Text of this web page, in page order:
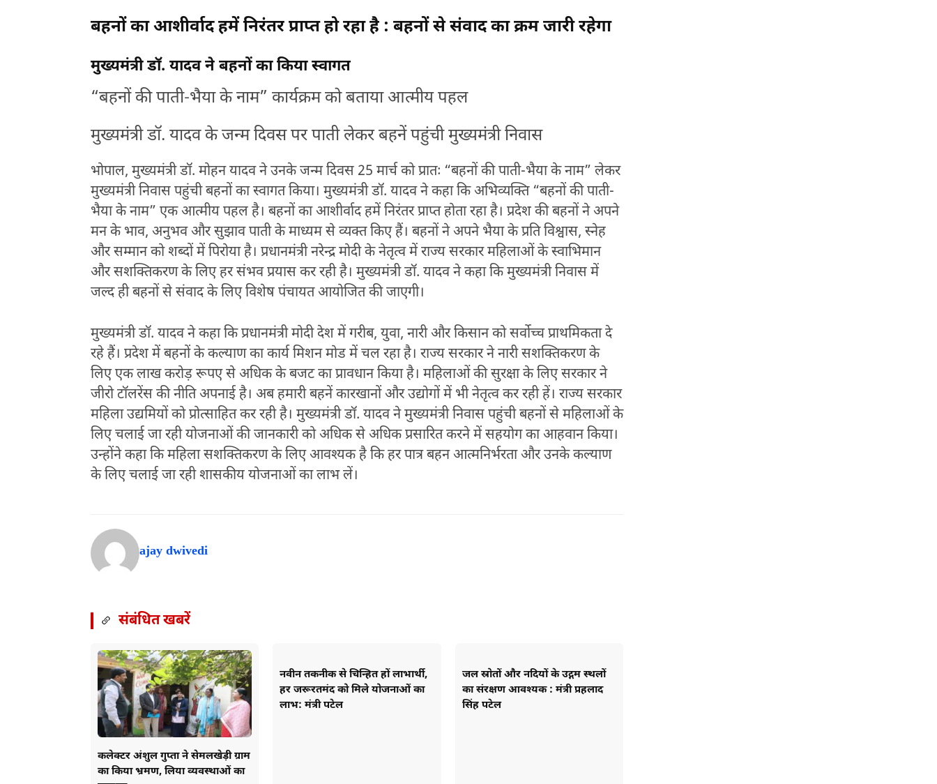
बहनों का आशीर्वाद हमें निरंतर प्राप्त हो रहा है : बहनों से संवाद का क्रम जारी रहेगा
मुख्यमंत्री डॉ. यादव ने बहनों का किया स्वागत
“बहनों की पाती-भैया के नाम” कार्यक्रम को बताया आत्मीय पहल
मुख्यमंत्री डॉ. यादव के जन्म दिवस पर पाती लेकर बहनें पहुंची मुख्यमंत्री निवास
भोपाल, मुख्यमंत्री डॉ. मोहन यादव ने उनके जन्म दिवस 25 मार्च को प्रातः “बहनों की पाती-भैया के नाम” लेकर
मुख्यमंत्री निवास पहुंची बहनों का स्वागत किया। मुख्यमंत्री डॉ. यादव ने कहा कि अभिव्यक्ति “बहनों की पाती-
भैया के नाम” एक आत्मीय पहल है। बहनों का आशीर्वाद हमें निरंतर प्राप्त होता रहा है। प्रदेश की बहनों ने अपने
मन के भाव, अनुभव और सुझाव पाती के माध्यम से व्यक्त किए हैं। बहनों ने अपने भैया के प्रति विश्वास, स्नेह
और सम्मान को शब्दों में पिरोया है। प्रधानमंत्री नरेन्द्र मोदी के नेतृत्व में राज्य सरकार महिलाओं के स्वाभिमान
और सशक्तिकरण के लिए हर संभव प्रयास कर रही है। मुख्यमंत्री डॉ. यादव ने कहा कि मुख्यमंत्री निवास में
जल्द ही बहनों से संवाद के लिए विशेष पंचायत आयोजित की जाएगी।
मुख्यमंत्री डॉ. यादव ने कहा कि प्रधानमंत्री मोदी देश में गरीब, युवा, नारी और किसान को सर्वोच्च प्राथमिकता दे
रहे हैं। प्रदेश में बहनों के कल्याण का कार्य मिशन मोड में चल रहा है। राज्य सरकार ने नारी सशक्तिकरण के
लिए एक लाख करोड़ रूपए से अधिक के बजट का प्रावधान किया है। महिलाओं की सुरक्षा के लिए सरकार ने
जीरो टॉलरेंस की नीति अपनाई है। अब हमारी बहनें कारखानों और उद्योगों में भी नेतृत्व कर रही हें। राज्य सरकार
महिला उद्यमियों को प्रोत्साहित कर रही है। मुख्यमंत्री डॉ. यादव ने मुख्यमंत्री निवास पहुंची बहनों से महिलाओं के
लिए चलाई जा रही योजनाओं की जानकारी को अधिक से अधिक प्रसारित करने में सहयोग का आहवान किया।
उन्होंने कहा कि महिला सशक्तिकरण के लिए आवश्यक है कि हर पात्र बहन आत्मनिर्भरता और उनके कल्याण
के लिए चलाई जा रही शासकीय योजनाओं का लाभ लें।
ajay dwivedi
संबंधित खबरें
कलेक्टर अंशुल गुप्ता ने सेमलखेड़ी ग्राम
का किया भ्रमण, लिया व्यवस्थाओं का
नवीन तकनीक से चिन्हित हों लाभार्थी,
हर जरूरतमंद को मिले योजनाओं का
लाभ: मंत्री पटेल
जल स्रोतों और नदियों के उद्गम स्थलों
का संरक्षण आवश्यक : मंत्री प्रहलाद
सिंह पटेल